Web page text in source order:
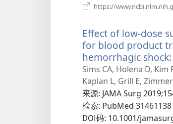
https://
Effect of low-dose
for blood product
hemorrhagic
Sims CA, Holena D, Kim
Kaplan L, Grill E,
来源‎: JAMA Surg
检索‎: PubMed 31461138
DOI码‎: 10.1001/